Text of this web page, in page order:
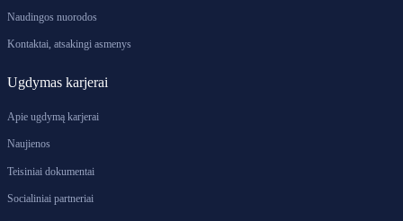
Naudingos nuorodos
Kontaktai, atsakingi asmenys
Ugdymas karjerai
Apie ugdymą karjerai
Naujienos
Teisiniai dokumentai
Socialiniai partneriai